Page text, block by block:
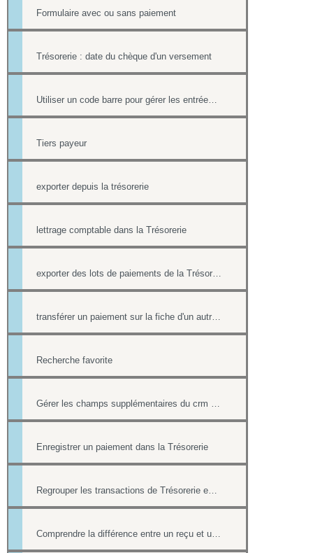
Formulaire avec ou sans paiement
Trésorerie : date du chèque d'un versement
Utiliser un code barre pour gérer les entrées à ses événements
Tiers payeur
exporter depuis la trésorerie
lettrage comptable dans la Trésorerie
exporter des lots de paiements de la Trésorerie
transférer un paiement sur la fiche d'un autre contact
Recherche favorite
Gérer les champs supplémentaires du crm et de la trésorerie
Enregistrer un paiement dans la Trésorerie
Regrouper les transactions de Trésorerie en LOTS
Comprendre la différence entre un reçu et une facture